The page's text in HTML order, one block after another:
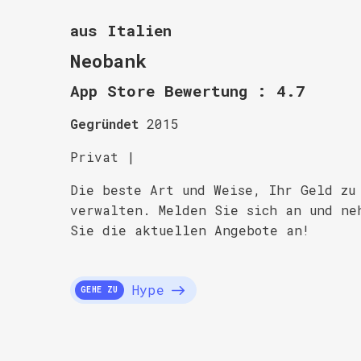
aus Italien
Neobank
App Store Bewertung : 4.7
Gegründet 2015
Privat |
Die beste Art und Weise, Ihr Geld zu
verwalten. Melden Sie sich an und
Sie die aktuellen Angebote an!
GEHE ZU Hype